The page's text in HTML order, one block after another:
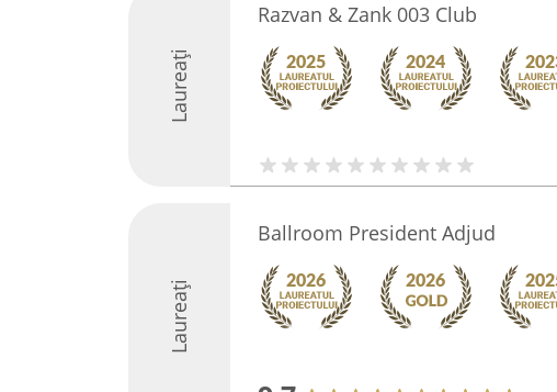
Laureați
Razvan & Zank 003 Club
Laureați
Ballroom President Adjud